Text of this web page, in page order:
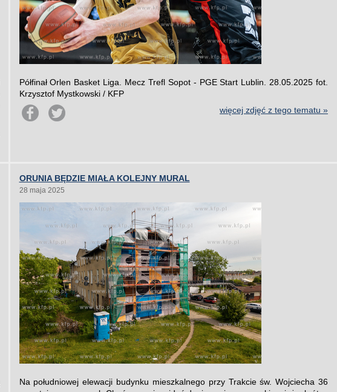
Półfinał Orlen Basket Liga. Mecz Trefl Sopot - PGE Start Lublin. 28.05.2025 fot.
Krzysztof Mystkowski / KFP
więcej zdjęć z tego tematu »
ORUNIA BĘDZIE MIAŁA KOLEJNY MURAL
28 maja 2025
Na południowej elewacji budynku mieszkalnego przy Trakcie św. Wojciecha 36